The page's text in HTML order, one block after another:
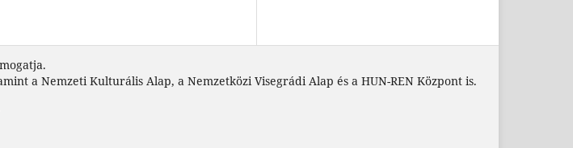
a Nemzeti Kulturális Alap, a Nemzetközi Visegrádi Alap és a HUN-REN Központ is.